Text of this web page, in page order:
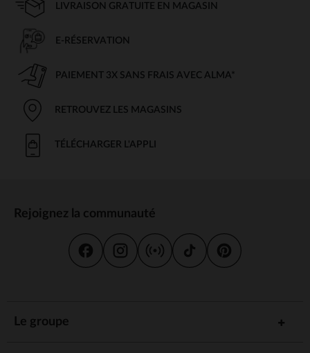
LIVRAISON GRATUITE EN MAGASIN
E-RÉSERVATION
PAIEMENT 3X SANS FRAIS AVEC ALMA*
RETROUVEZ LES MAGASINS
TÉLÉCHARGER L'APPLI
Rejoignez la communauté
Le groupe